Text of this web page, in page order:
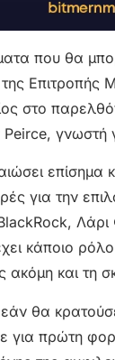
που θα
Επιτροπής
στο
Peirce,
επίσημα
για την
κάποιο
και τη
θα
πρώτη